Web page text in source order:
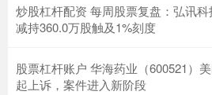
炒股杠杆配资 每周股票复盘：弘讯
减持360.0万股触及1%刻度
股票杠杆账户 华海药业（600521）
起上诉，案件进入新阶段